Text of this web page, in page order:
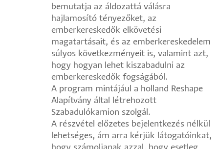
bemutatja az áldozattá válásra
hajlamosító tényezőket, az
emberkereskedők elkövetési
magatartásait, és az emberkereskedelem
súlyos következményeit is, valamint azt,
hogy hogyan lehet kiszabadulni az
emberkereskedők fogságából.
A program mintájául a holland Reshape
Alapítvány által létrehozott
Szabadulókamion szolgál.
A részvétel előzetes bejelentkezés nélkül
lehetséges, ám arra kérjük látogatóinkat,